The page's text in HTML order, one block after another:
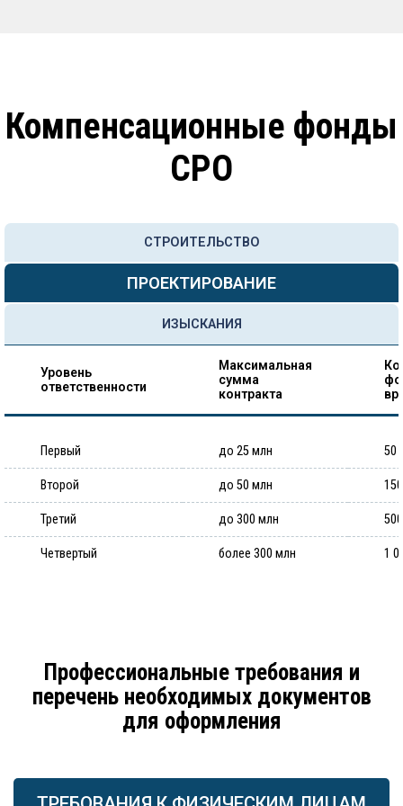
Компенсационные фонды
СРО
СТРОИТЕЛЬСТВО
ПРОЕКТИРОВАНИЕ
ИЗЫСКАНИЯ
Уровень
ответственности
Максимальная
сумма
контракта
Первый до 25 млн 50
Второй до 50 млн
Третий до 300 млн
Четвертый более 300 млн 1
Профессиональные требования и
перечень необходимых документов
для оформления